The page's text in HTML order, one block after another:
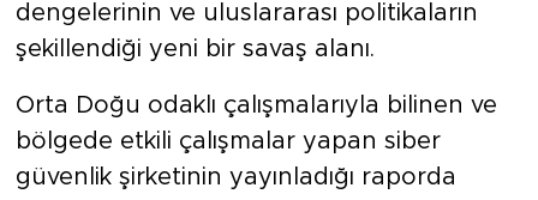
dengelerinin ve uluslararası politikaların
şekillendiği yeni bir savaş alanı.
Orta Doğu odaklı çalışmalarıyla bilinen ve
bölgede etkili çalışmalar yapan siber
güvenlik şirketinin yayınladığı raporda